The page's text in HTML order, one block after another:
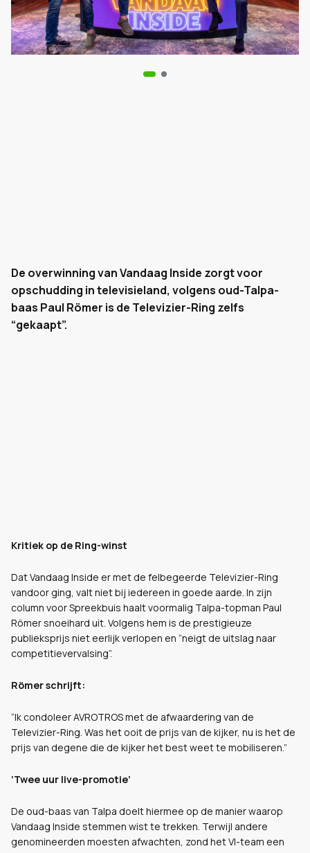
De overwinning van Vandaag Inside zorgt voor
opschudding in televisieland, volgens oud-Talpa-
baas Paul Römer is de Televizier-Ring zelfs
“gekaapt”.
Kritiek op de Ring-winst
Dat Vandaag Inside er met de felbegeerde Televizier-Ring
vandoor ging, valt niet bij iedereen in goede aarde. In zijn
column voor Spreekbuis haalt voormalig Talpa-topman Paul
Römer snoeihard uit. Volgens hem is de prestigieuze
publieksprijs niet eerlijk verlopen en “neigt de uitslag naar
competitievervalsing”.
Römer schrijft:
“Ik condoleer AVROTROS met de afwaardering van de
Televizier-Ring. Was het ooit de prijs van de kijker, nu is het de
prijs van degene die de kijker het best weet te mobiliseren.”
‘Twee uur live-promotie’
De oud-baas van Talpa doelt hiermee op de manier waarop
Vandaag Inside stemmen wist te trekken. Terwijl andere
genomineerden moesten afwachten, zond het VI-team een